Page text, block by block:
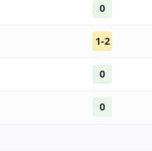
0
1-2
0
0